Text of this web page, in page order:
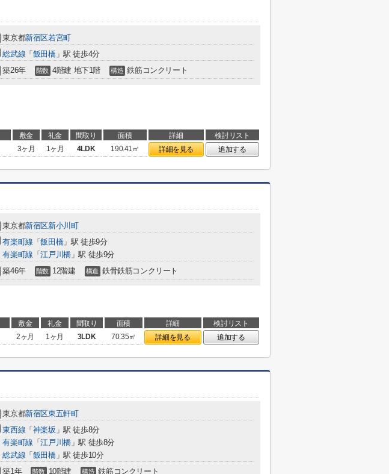
東京都新宿区若宮町
総武線 「 飯田橋」駅 徒歩4分
築26年 階数 4階建 地下1階 構造 鉄筋コンクリート
敷金 礼金 間取り 面積 詳細
検討リスト
3ヶ月 1ヶ月 4LDK 190.41㎡ 詳細を見る 追加する
東京都新宿区新小川町
有楽町線 「飯田橋」駅 徒歩9分
有楽町線 「江戸川橋」駅 徒歩9分
築46年 階数 12階建 構造 鉄骨鉄筋コンクリート
敷金 礼金 間取り 面積 詳細
検討リスト
2ヶ月 1ヶ月 3LDK 70.35㎡ 詳細を見る 追加する
東京都新宿区東五軒町
東西線 「 神楽坂 」駅 徒歩8分
有楽町線 「江戸川橋」駅 徒歩8分
総武線 「 飯田橋」駅 徒歩10分
築1年 階数 10階建 構造 鉄筋コンクリート